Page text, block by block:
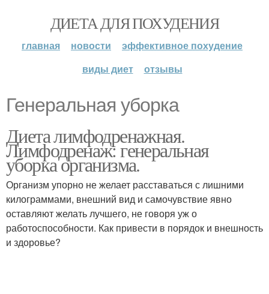
ДИЕТА ДЛЯ ПОХУДЕНИЯ
главная новости
эффективное похудение
виды диет
отзывы
Генеральная уборка
Диета лимфодренажная.
Лимфодренаж: генеральная
уборка организма.
Организм упорно не желает расставаться с лишними
килограммами, внешний вид и самочувствие явно
оставляют желать лучшего, не говоря уж о
работоспособности. Как привести в порядок и внешность
и здоровье?